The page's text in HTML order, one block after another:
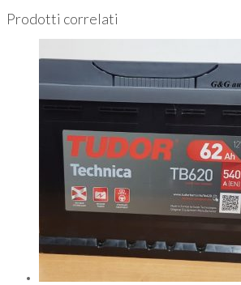
Prodotti correlati